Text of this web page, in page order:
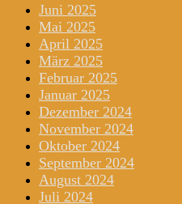
Juni 2025
Mai 2025
April 2025
März 2025
Februar 2025
Januar 2025
Dezember 2024
November 2024
Oktober 2024
September 2024
August 2024
Juli 2024